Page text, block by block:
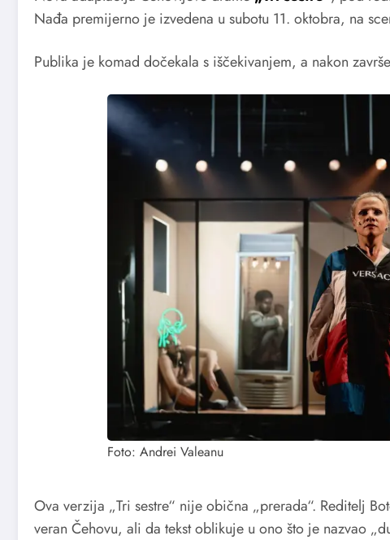
Nađa premijerno je izvedena u subotu 11. oktobra, na
Publika je komad dočekala s iščekivanjem, a nakon
Foto: Andrei Valeanu
Ova verzija „Tri sestre“ nije obična „prerada“. Reditelj
veran Čehovu, ali da tekst oblikuje u ono što je nazvao